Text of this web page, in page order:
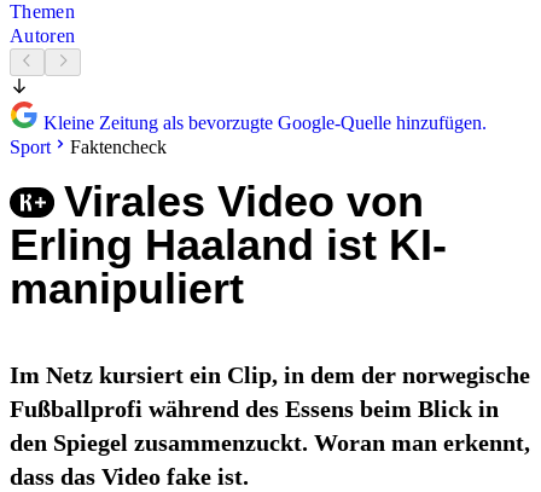
Themen
Autoren
Kleine Zeitung als bevorzugte Google-Quelle hinzufügen.
Sport
Faktencheck
Virales Video von
Erling Haaland ist KI-
manipuliert
Im Netz kursiert ein Clip, in dem der norwegische
Fußballprofi während des Essens beim Blick in
den Spiegel zusammenzuckt. Woran man erkennt,
dass das Video fake ist.